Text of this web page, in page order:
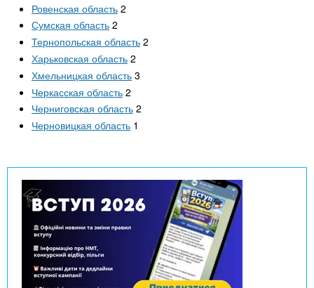
Ровенская область 2
Сумская область 2
Тернопольская область 2
Харьковская область 2
Хмельницкая область 3
Черкасская область 2
Черниговская область 2
Черновицкая область 1